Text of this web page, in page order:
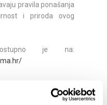
pravila ponašanja
i priroda ovog
je na: